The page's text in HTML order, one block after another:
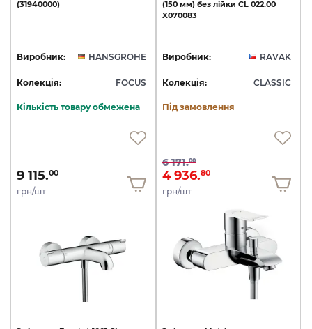
(31940000)
Виробник: HANSGROHE
Колекція: FOCUS
Кількість товару обмежена
9 115.00
грн/шт
(150 мм) без лійки CL 022.00
X070083
Виробник: RAVAK
Колекція: CLASSIC
Під замовлення
6 171.00
4 936.80
грн/шт